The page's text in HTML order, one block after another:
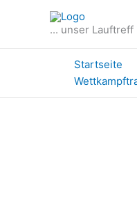
... unser Lauftreff
Startseite